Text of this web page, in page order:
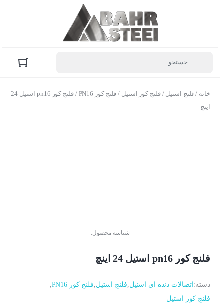
خانه / فلنج استیل / فلنج کور استیل / فلنج کور PN16
/ فلنج کور pn16 استیل 24
اینچ
شناسه محصول:
فلنج کور pn16 استیل 24 اینچ
دسته: اتصالات دنده ای استیل,فلنج استیل,فلنج کور PN16
,
فلنج کور استیل